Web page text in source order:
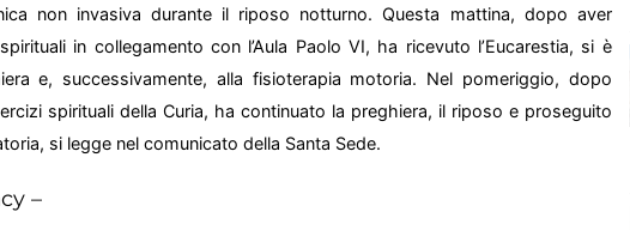
non invasiva durante il riposo notturno. Questa mattina, dopo aver
in collegamento con l’Aula Paolo VI, ha ricevuto l’Eucarestia, si è
e, successivamente, alla fisioterapia motoria. Nel pomeriggio, dopo
spirituali della Curia, ha continuato la preghiera, il riposo e proseguito
si legge nel comunicato della Santa Sede.
–